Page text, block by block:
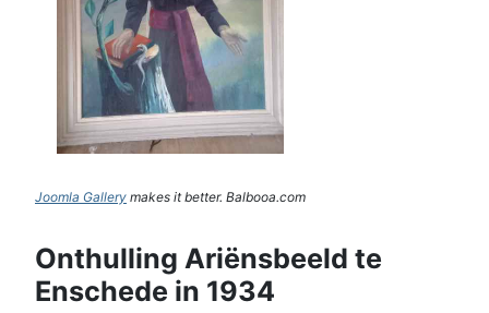
Joomla Gallery makes it better. Balbooa.com
Onthulling Ariënsbeeld te
Enschede in 1934